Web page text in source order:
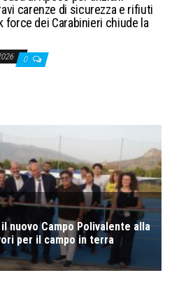
carenze di sicurezza e rifiuti
force dei Carabinieri chiude la
0